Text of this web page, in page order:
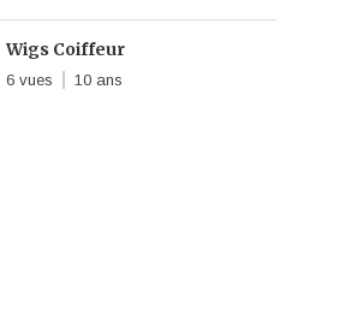
Wigs Coiffeur
6 vues 10 ans